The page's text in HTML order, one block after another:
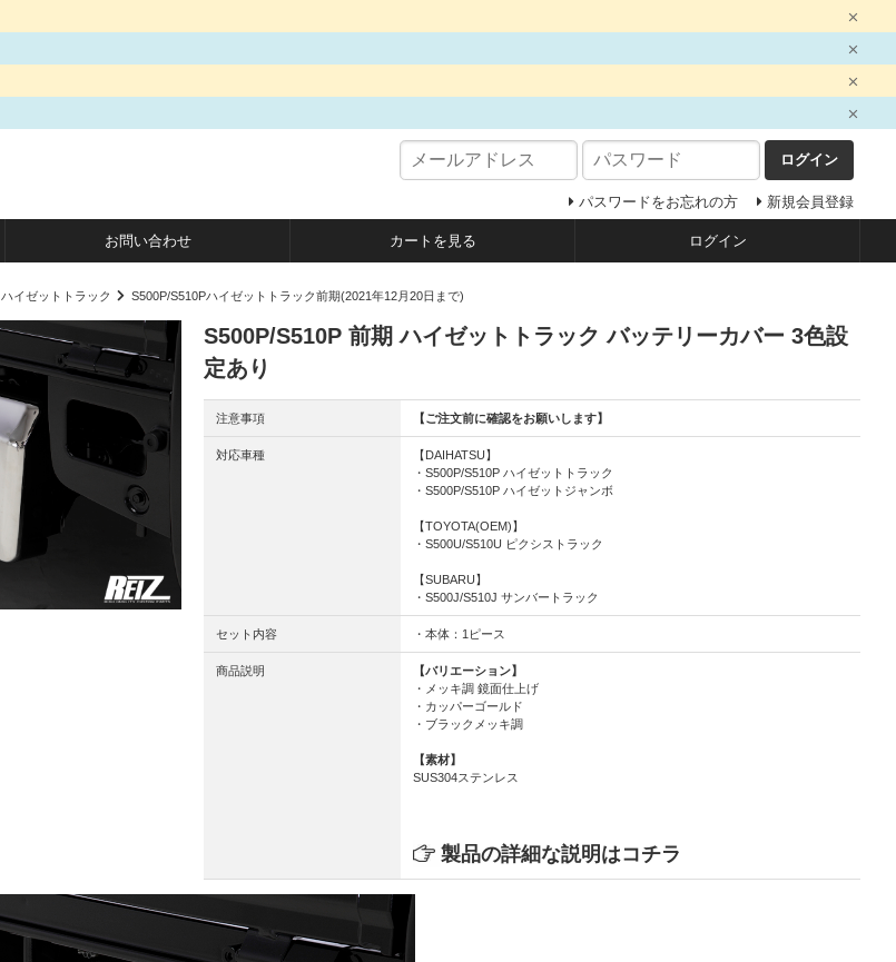
ログイン
パスワードをお忘れの方 新規会員登録
お問い合わせ カートを見る ログイン
ハイゼットトラック S500P/S510Pハイゼットトラック前期(2021年12月20日まで)
S500P/S510P 前期 ハイゼットトラック バッテリーカバー 3色設
定あり
注意事項 【ご注文前に確認をお願いします】
対応車種
【DAIHATSU】
・S500P/S510P ハイゼットトラック
・S500P/S510P ハイゼットジャンボ
【TOYOTA(OEM)】
・S500U/S510U ピクシストラック
【SUBARU】
・S500J/S510J サンバートラック
セット内容 ・本体：1ピース
商品説明
【バリエーション】
・メッキ調 鏡面仕上げ
・カッパーゴールド
・ブラックメッキ調
【素材】
SUS304ステンレス
製品の詳細な説明はコチラ